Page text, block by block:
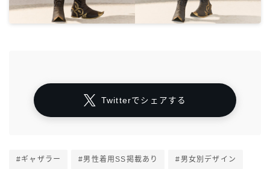
Twitterでシェアする
#ギャザラー #男性着用SS掲載あり #男女別デザイン